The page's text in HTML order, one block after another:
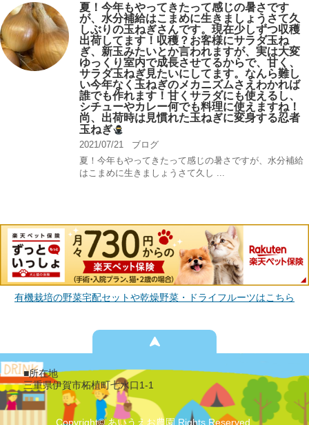
夏！今年もやってきたって感じの暑さです
が、水分補給はこまめに生きましょうさて久
しぶりの玉ねぎさんです。現在少しずつ収穫
出荷してます！収穫？お客様にサラダ玉ね
ぎ、新玉みたいとか言われますが、実は大変
ゆっくり室内で成長させてるからで、甘く、
サラダ玉ねぎ見たいにしてます。なんら難し
い今年なく玉ねぎのメカニズムさえわかれば
誰でも作れます！甘くサラダにも使えるし、
シチューやカレー何でも料理に使えますね！
尚、出荷時は見慣れた玉ねぎに変身する忍者
玉ねぎ
2021/07/21
ブログ
夏！今年もやってきたって感じの暑さですが、水分補給
はこまめに生きましょうさて久し ...
有機栽培の野菜宅配セットや乾燥野菜・ドライフルーツはこちら
■所在地
三重県伊賀市柘植町七水口1-1
Copyright© あいうえお農園 Rights Reserved.